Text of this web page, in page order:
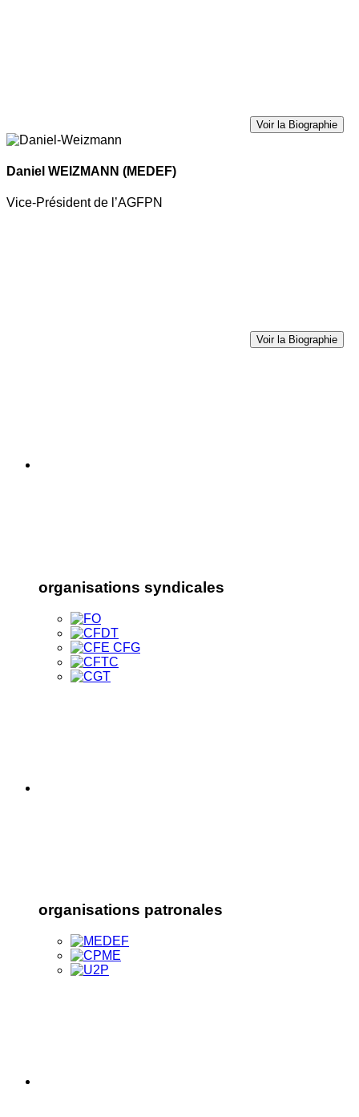
Voir la Biographie
Daniel WEIZMANN (MEDEF)
Vice-Président de l’AGFPN
Voir la Biographie
organisations syndicales
organisations patronales